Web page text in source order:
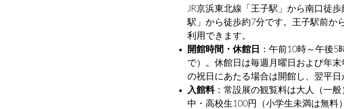
JR京浜東北線「王子駅」から南口徒
駅」から徒歩約7分です。王子駅前か
利用できます。
開館時間・休館日
：午前10時～午後5
で）。休館日は毎週月曜日および年
の祝日にあたる場合は開館し、翌平日
入館料：常設展の観覧料は大人（一
中・高校生100円（小学生未満は無料